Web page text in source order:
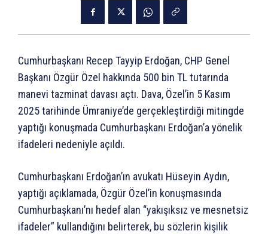
Cumhurbaşkanı Recep Tayyip Erdoğan, CHP Genel
Başkanı Özgür Özel hakkında 500 bin TL tutarında
manevi tazminat davası açtı. Dava, Özel’in 5 Kasım
2025 tarihinde Ümraniye’de gerçekleştirdiği mitingde
yaptığı konuşmada Cumhurbaşkanı Erdoğan’a yönelik
ifadeleri nedeniyle açıldı.
Cumhurbaşkanı Erdoğan’ın avukatı Hüseyin Aydın,
yaptığı açıklamada, Özgür Özel’in konuşmasında
Cumhurbaşkanı’nı hedef alan “yakışıksız ve mesnetsiz
ifadeler” kullandığını belirterek, bu sözlerin kişilik